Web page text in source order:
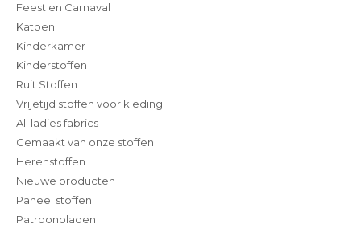
Feest en Carnaval
Katoen
Kinderkamer
Kinderstoffen
Ruit Stoffen
Vrijetijd stoffen voor kleding
All ladies fabrics
Gemaakt van onze stoffen
Herenstoffen
Nieuwe producten
Paneel stoffen
Patroonbladen